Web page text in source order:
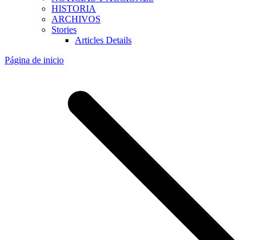
HISTORIA
ARCHIVOS
Stories
Articles Details
Página de inicio